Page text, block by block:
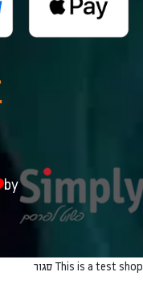
by
This is a test shop סגור